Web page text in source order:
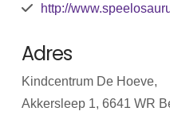
http://
Adres
Kindcentrum De Hoeve,
Akkersleep 1, 6641 WR